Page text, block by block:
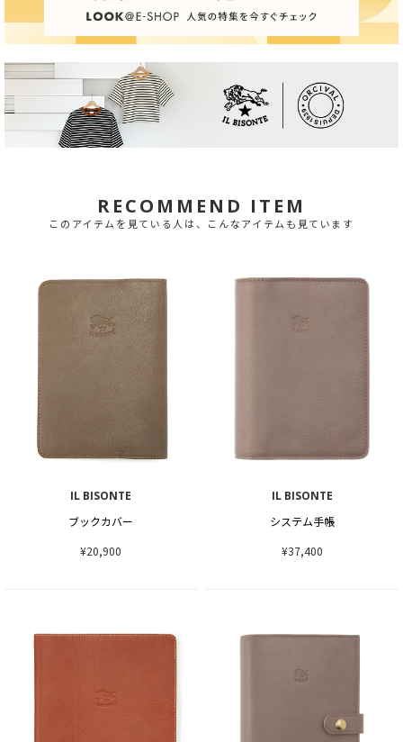
RECOMMEND ITEM
このアイテムを見ている人は、こんなアイテムも見ています
IL BISONTE
ブックカバー
¥20,900
IL BISONTE
システム手帳
¥37,400